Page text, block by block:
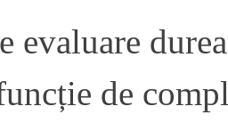
evaluare
de